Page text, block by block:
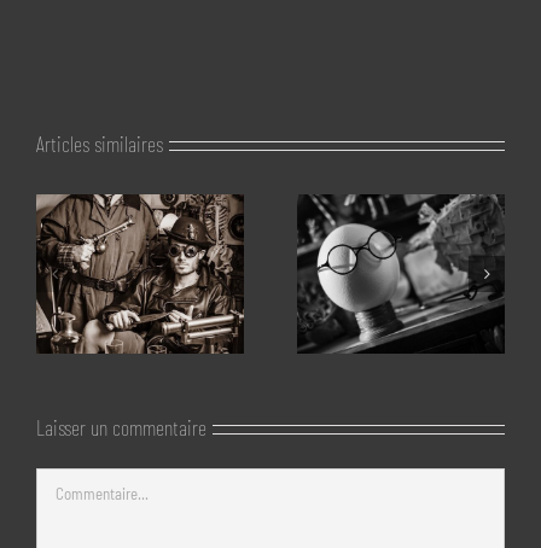
Articles similaires
Laisser un commentaire